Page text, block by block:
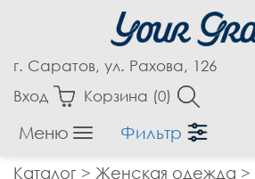
г. Саратов, ул. Рахова, 126
Вход
Корзина (0)
Меню
Фильтр
Каталог > Женская одежда >